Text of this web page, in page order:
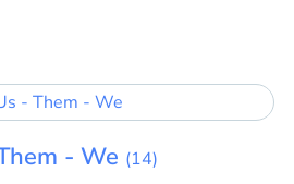
- We (14)